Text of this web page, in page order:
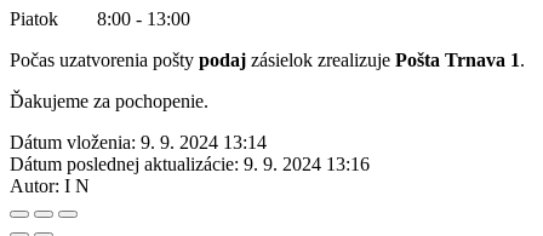
Piatok 8:00 - 13:00
Počas uzatvorenia pošty podaj zásielok zrealizuje Pošta Trnava 1.
Ďakujeme za pochopenie.
Dátum vloženia: 9. 9. 2024 13:14
Dátum poslednej aktualizácie: 9. 9. 2024 13:16
Autor: I N